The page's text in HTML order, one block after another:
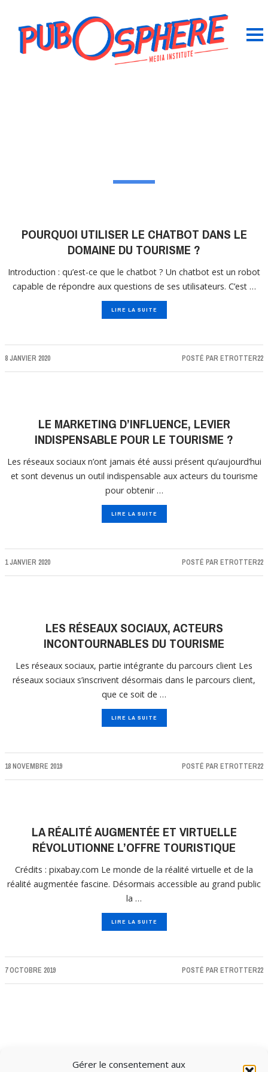
Gérer le consentement aux
POURQUOI UTILISER LE CHATBOT DANS LE
DOMAINE DU TOURISME ?
Introduction : qu’est-ce que le chatbot ? Un chatbot est un robot
capable de répondre aux questions de ses utilisateurs. C’est …
LIRE LA SUITE
8 JANVIER 2020 POSTÉ PAR ETROTTER22
LE MARKETING D’INFLUENCE, LEVIER
INDISPENSABLE POUR LE TOURISME ?
Les réseaux sociaux n’ont jamais été aussi présent qu’aujourd’hui
et sont devenus un outil indispensable aux acteurs du tourisme
pour obtenir …
LIRE LA SUITE
1 JANVIER 2020 POSTÉ PAR ETROTTER22
LES RÉSEAUX SOCIAUX, ACTEURS
INCONTOURNABLES DU TOURISME
Les réseaux sociaux, partie intégrante du parcours client Les
réseaux sociaux s’inscrivent désormais dans le parcours client,
que ce soit de …
LIRE LA SUITE
18 NOVEMBRE 2019 POSTÉ PAR ETROTTER22
LA RÉALITÉ AUGMENTÉE ET VIRTUELLE
RÉVOLUTIONNE L’OFFRE TOURISTIQUE
Crédits : pixabay.com Le monde de la réalité virtuelle et de la
réalité augmentée fascine. Désormais accessible au grand public
la …
LIRE LA SUITE
7 OCTOBRE 2019 POSTÉ PAR ETROTTER22